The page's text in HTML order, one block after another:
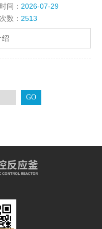
不同的反应条件下进行搅
间： 2026-07-29
数： 2513
绍